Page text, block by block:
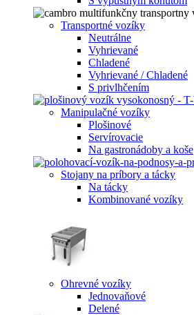
Transportné vozíky
Neutrálne
Vyhrievané
Chladené
Vyhrievané / Chladené
S privlhčením
Manipulačné vozíky
Plošinové
Servírovacie
Na gastronádoby a koše
Stojany na príbory a tácky
Na tácky
Kombinované vozíky
Ohrevné vozíky
Jednovaňové
Delené